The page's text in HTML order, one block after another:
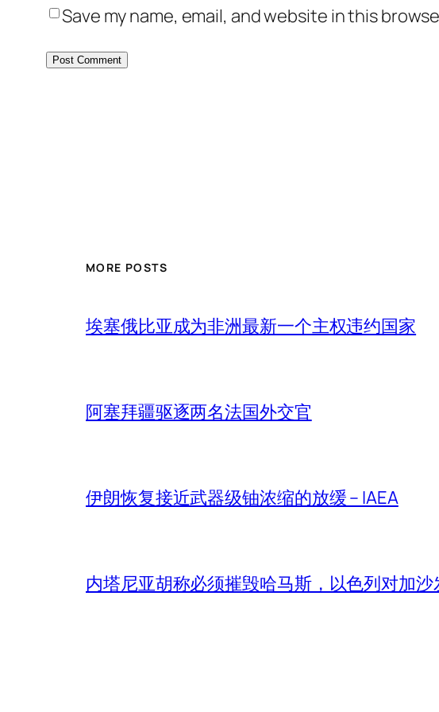
Save my name, email, and website in this
MORE POSTS
埃塞俄比亚成为非洲最新一个主权违约国家
阿塞拜疆驱逐两名法国外交官
伊朗恢复接近武器级铀浓缩的放缓 – IAEA
内塔尼亚胡称必须摧毁哈马斯，以色列对加